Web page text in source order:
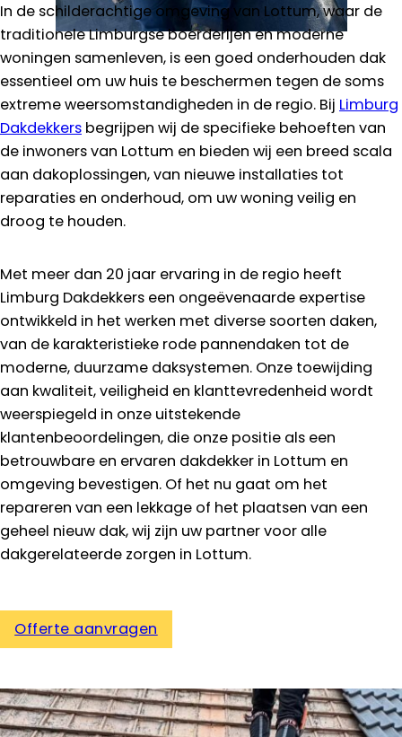
In de schilderachtige omgeving van Lottum, waar de
traditionele Limburgse boerderijen en moderne
woningen samenleven, is een goed onderhouden dak
essentieel om uw huis te beschermen tegen de soms
extreme weersomstandigheden in de regio. Bij Limburg
Dakdekkers begrijpen wij de specifieke behoeften van
de inwoners van Lottum en bieden wij een breed scala
aan dakoplossingen, van nieuwe installaties tot
reparaties en onderhoud, om uw woning veilig en
droog te houden.
Met meer dan 20 jaar ervaring in de regio heeft
Limburg Dakdekkers een ongeëvenaarde expertise
ontwikkeld in het werken met diverse soorten daken,
van de karakteristieke rode pannendaken tot de
moderne, duurzame daksystemen. Onze toewijding
aan kwaliteit, veiligheid en klanttevredenheid wordt
weerspiegeld in onze uitstekende
klantenbeoordelingen, die onze positie als een
betrouwbare en ervaren dakdekker in Lottum en
omgeving bevestigen. Of het nu gaat om het
repareren van een lekkage of het plaatsen van een
geheel nieuw dak, wij zijn uw partner voor alle
dakgerelateerde zorgen in Lottum.
Offerte aanvragen